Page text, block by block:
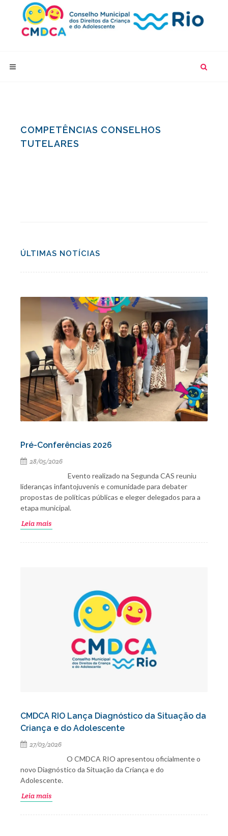
COMPETÊNCIAS CONSELHOS
TUTELARES
ÚLTIMAS NOTÍCIAS
Pré-Conferências 2026
28/05/2026
Evento realizado na Segunda CAS reuniu
lideranças infantojuvenis e comunidade para debater
propostas de políticas públicas e eleger delegados para a
etapa municipal.
Leia mais
CMDCA RIO Lança Diagnóstico da Situação da
Criança e do Adolescente
27/03/2026
O CMDCA RIO apresentou oficialmente o
novo Diagnóstico da Situação da Criança e do
Adolescente.
Leia mais